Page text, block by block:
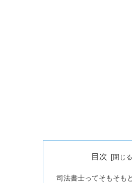
目次
司法書士ってそもそも